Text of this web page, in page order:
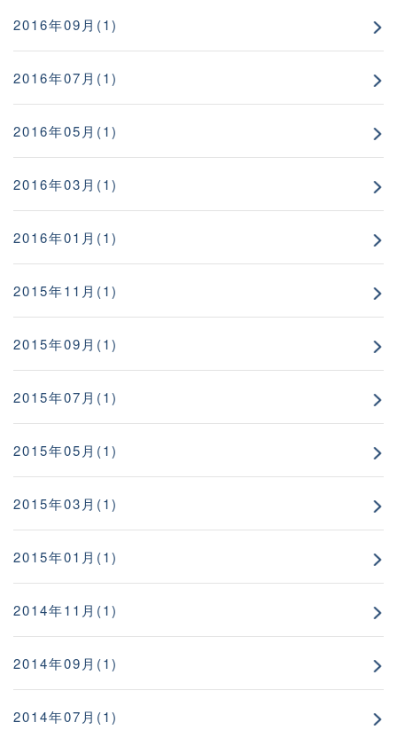
2016年09月(1)
2016年07月(1)
2016年05月(1)
2016年03月(1)
2016年01月(1)
2015年11月(1)
2015年09月(1)
2015年07月(1)
2015年05月(1)
2015年03月(1)
2015年01月(1)
2014年11月(1)
2014年09月(1)
2014年07月(1)